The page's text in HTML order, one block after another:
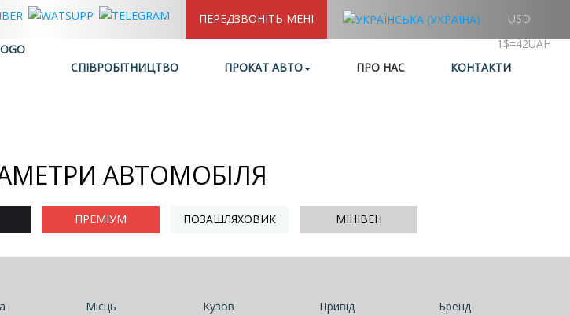
ПЕРЕДЗВОНІТЬ МЕНІ
USD
1$=42UAH
СПІВРОБІТНИЦТВО ПРОКАТ АВТО ПРО НАС КОНТАКТИ
АВТОМОБІЛЯ
ПРЕМІУМ ПОЗАШЛЯХОВИК МІНІВЕН
Місць Кузов Привід Бренд